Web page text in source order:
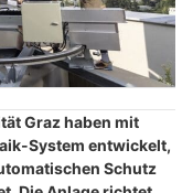
Graz haben mit
System entwickelt,
Schutz